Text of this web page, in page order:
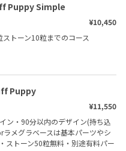
Puppy Simple
¥10,450
トーン10粒までのコース
Puppy
¥11,550
ン・90分以内のデザイン(持ち込
ラメグラベースは基本パーツやシ
ストーン50粒無料・別途有料パー